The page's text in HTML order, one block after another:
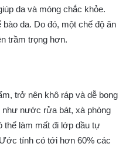
da và móng chắc khỏe.
da. Do đó, một chế độ ăn
trầm trọng hơn.
trở nên khô ráp và dễ bong
nước rửa bát, xà phòng
thể làm mất đi lớp dầu tự
tính có tới hơn 60% các